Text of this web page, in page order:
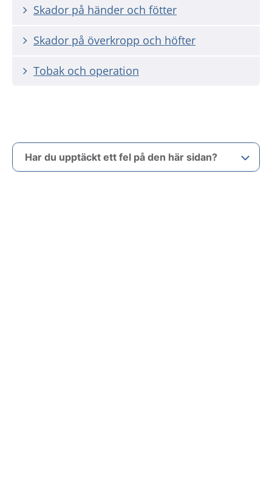
Skador på händer och fötter
Skador på överkropp och höfter
Tobak och operation
Har du upptäckt ett fel på den här sidan?